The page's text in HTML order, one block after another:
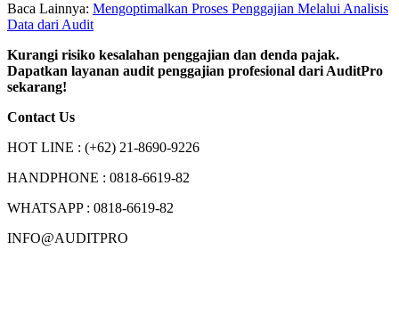
Baca Lainnya: Mengoptimalkan Proses Penggajian Melalui Analisis
Data dari Audit
Kurangi risiko kesalahan penggajian dan denda pajak.
Dapatkan layanan audit penggajian profesional dari AuditPro
sekarang!
Contact Us
HOT LINE : (+62) 21-8690-9226
HANDPHONE : 0818-6619-82
WHATSAPP : 0818-6619-82
INFO@AUDITPRO